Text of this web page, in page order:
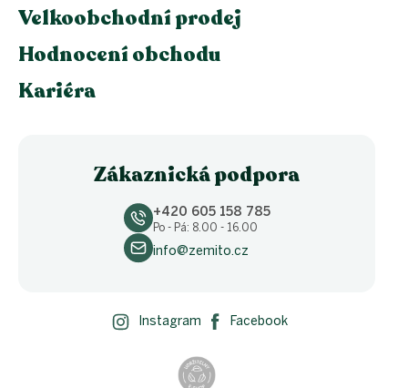
Velkoobchodní prodej
Hodnocení obchodu
Kariéra
Zákaznická podpora
+420 605 158 785
Po - Pá: 8.00 - 16.00
info@zemito.cz
Instagram Facebook